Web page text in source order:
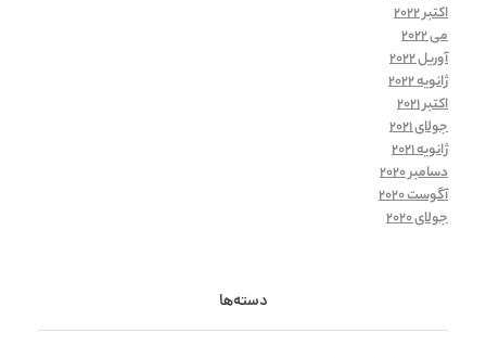
اکتبر 2022
می 2022
آوریل 2022
ژانویه 2022
اکتبر 2021
جولای 2021
ژانویه 2021
دسامبر 2020
آگوست 2020
جولای 2020
دسته‌ها